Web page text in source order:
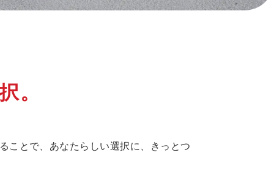
。
ことで、あなたらしい選択に、きっとつ